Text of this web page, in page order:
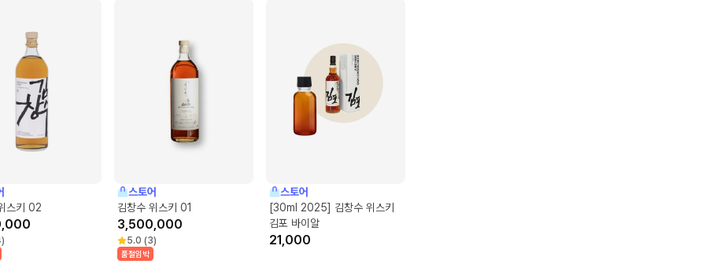
스키 02
)
스토어
김창수 위스키 01
3,500,000
5.0 (3)
품절임박
스토어
[30ml 2025] 김창수 위스키
김포 바이알
21,000